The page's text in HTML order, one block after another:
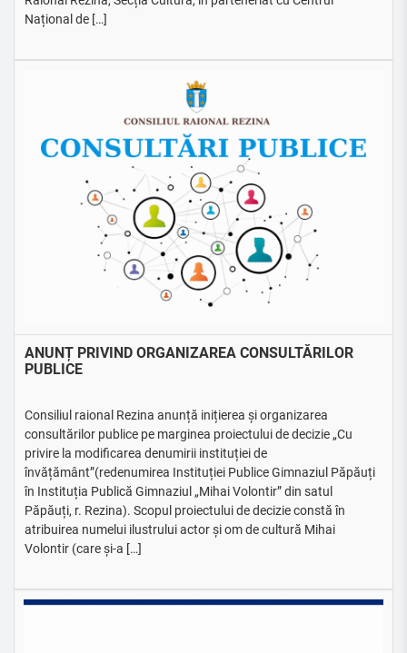
Național de […]
ANUNȚ PRIVIND ORGANIZAREA CONSULTĂRILOR
PUBLICE
Consiliul raional Rezina anunță inițierea și organizarea
consultărilor publice pe marginea proiectului de decizie „Cu
privire la modificarea denumirii instituției de
învățământ”(redenumirea Instituției Publice Gimnaziul Păpăuți
în Instituția Publică Gimnaziul „Mihai Volontir” din satul
Păpăuți, r. Rezina). Scopul proiectului de decizie constă în
atribuirea numelui ilustrului actor și om de cultură Mihai
Volontir (care și-a […]